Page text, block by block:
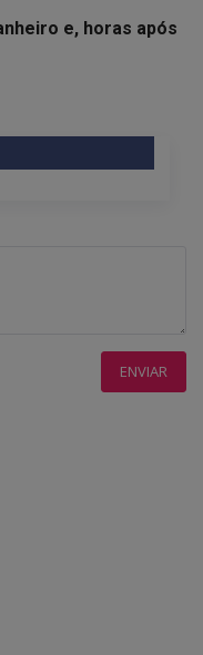
e, horas após
ENVIAR